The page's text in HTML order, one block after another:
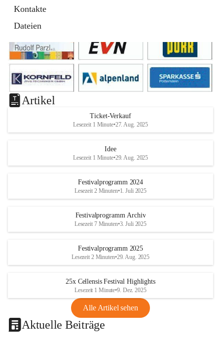
Kontakte
Dateien
Artikel
Ticket-Verkauf
Lesezeit 1 Minute•27. Aug. 2025
Idee
Lesezeit 1 Minute•29. Aug. 2025
Festivalprogramm 2024
Lesezeit 2 Minuten•1. Juli 2025
Festivalprogramm Archiv
Lesezeit 7 Minuten•3. Juli 2025
Festivalprogramm 2025
Lesezeit 2 Minuten•29. Aug. 2025
25x Cellensis Festival Highlights
Lesezeit 1 Minute•9. Dez. 2025
Alle Artikel sehen
Aktuelle Beiträge